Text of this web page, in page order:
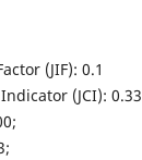
(JIF): 0.1
(JCI): 0.33